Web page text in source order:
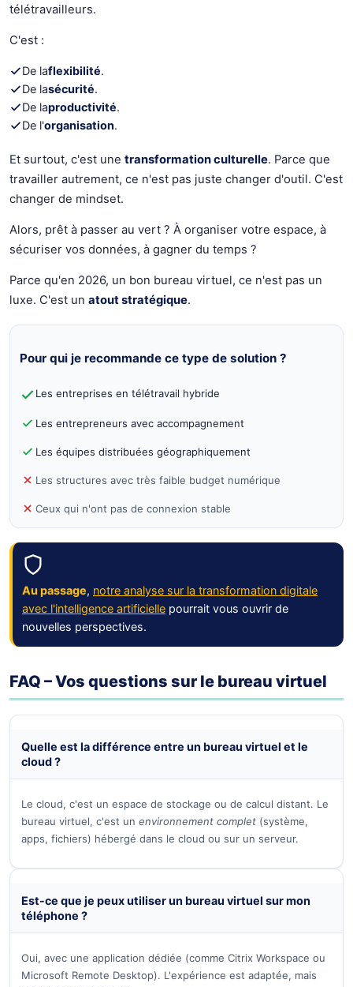
télétravailleurs.
C'est :
De laflexibilité.
De lasécurité.
De laproductivité.
De l'organisation.
Et surtout, c'est une transformation culturelle. Parce que
travailler autrement, ce n'est pas juste changer d'outil. C'est
changer de mindset.
Alors, prêt à passer au vert ? À organiser votre espace, à
sécuriser vos données, à gagner du temps ?
Parce qu'en 2026, un bon bureau virtuel, ce n'est pas un
luxe. C'est un atout stratégique.
Pour qui je recommande ce type de solution ?
Les entreprises en télétravail hybride
Les entrepreneurs avec accompagnement
Les équipes distribuées géographiquement
Les structures avec très faible budget numérique
Ceux qui n'ont pas de connexion stable
Au passage, notre analyse sur la transformation digitale
avec l'intelligence artificielle pourrait vous ouvrir de
nouvelles perspectives.
FAQ – Vos questions sur le bureau virtuel
Quelle est la différence entre un bureau virtuel et le
cloud ?
Le cloud, c'est un espace de stockage ou de calcul distant. Le
bureau virtuel, c'est un environnement complet (système,
apps, fichiers) hébergé dans le cloud ou sur un serveur.
Est-ce que je peux utiliser un bureau virtuel sur mon
téléphone ?
Oui, avec une application dédiée (comme Citrix Workspace ou
Microsoft Remote Desktop). L'expérience est adaptée, mais